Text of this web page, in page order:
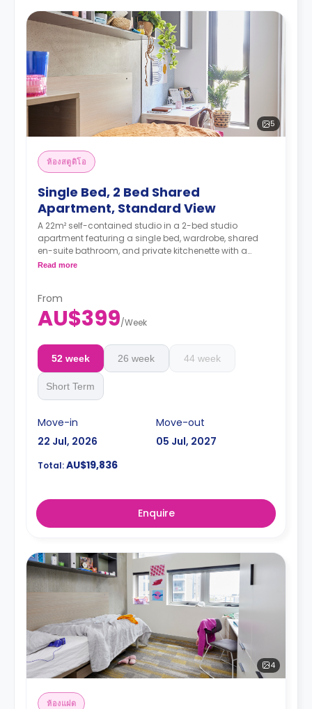
5
ห้องสตูดิโอ
Single Bed, 2 Bed Shared
Apartment, Standard View
A 22m² self-contained studio in a 2-bed studio
apartment featuring a single bed, wardrobe, shared
en-suite bathroom, and private kitchenette with a
microwave, air conditioning, fridge with freezer, dining
Read more
From
AU$399/Week
52 week 26 week 44 week
Short Term
Move-in
22 Jul, 2026
Move-out
05 Jul, 2027
Total:AU$19,836
Enquire
4
ห้องแฝด